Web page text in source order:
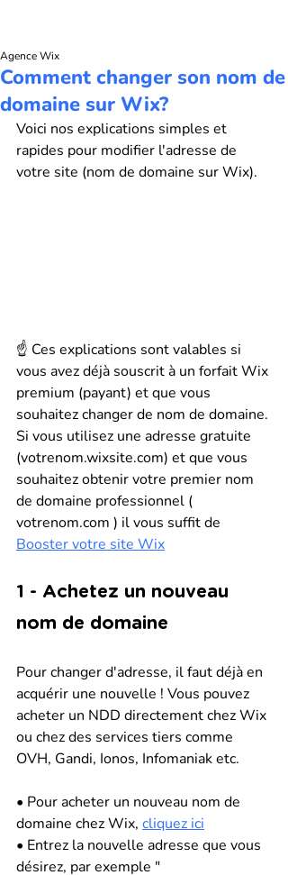
Comment changer son nom de
domaine sur Wix?
Agence Wix
Voici nos explications simples et
rapides pour modifier l'adresse de
votre site (nom de domaine sur Wix).
☝️ Ces explications sont valables si
vous avez déjà souscrit à un forfait Wix
premium (payant) et que vous
souhaitez changer de nom de domaine.
Si vous utilisez une adresse gratuite
(votrenom.wixsite.com) et que vous
souhaitez obtenir votre premier nom
de domaine professionnel (
votrenom.com ) il vous suffit de
Booster votre site Wix
1 - Achetez un nouveau
nom de domaine
Pour changer d'adresse, il faut déjà en
acquérir une nouvelle ! Vous pouvez
acheter un NDD directement chez Wix
ou chez des services tiers comme
OVH, Gandi, Ionos, Infomaniak etc.
• Pour acheter un nouveau nom de
domaine chez Wix, cliquez ici
• Entrez la nouvelle adresse que vous
désirez, par exemple "